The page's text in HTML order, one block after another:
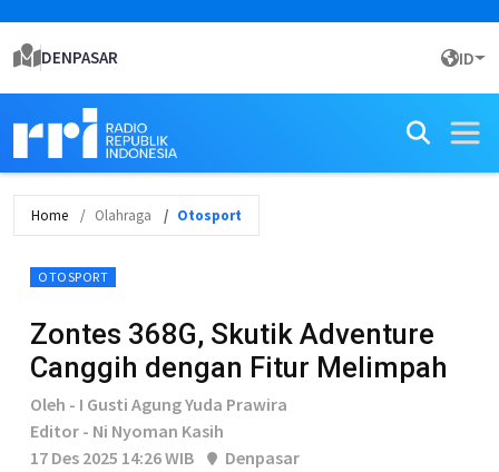
DENPASAR ID
Home Olahraga Otosport
OTOSPORT
Zontes 368G, Skutik Adventure
Canggih dengan Fitur Melimpah
Oleh - I Gusti Agung Yuda Prawira
Editor - Ni Nyoman Kasih
17 Des 2025 14:26 WIB
Denpasar